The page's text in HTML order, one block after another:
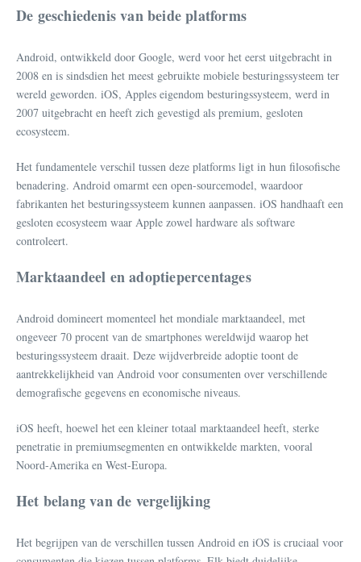
De geschiedenis van beide platforms
Android, ontwikkeld door Google, werd voor het eerst uitgebracht in
2008 en is sindsdien het meest gebruikte mobiele besturingssysteem ter
wereld geworden. iOS, Apples eigendom besturingssysteem, werd in
2007 uitgebracht en heeft zich gevestigd als premium, gesloten
ecosysteem.
Het fundamentele verschil tussen deze platforms ligt in hun filosofische
benadering. Android omarmt een open-sourcemodel, waardoor
fabrikanten het besturingssysteem kunnen aanpassen. iOS handhaaft een
gesloten ecosysteem waar Apple zowel hardware als software
controleert.
Marktaandeel en adoptiepercentages
Android domineert momenteel het mondiale marktaandeel, met
ongeveer 70 procent van de smartphones wereldwijd waarop het
besturingssysteem draait. Deze wijdverbreide adoptie toont de
aantrekkelijkheid van Android voor consumenten over verschillende
demografische gegevens en economische niveaus.
iOS heeft, hoewel het een kleiner totaal marktaandeel heeft, sterke
penetratie in premiumsegmenten en ontwikkelde markten, vooral
Noord-Amerika en West-Europa.
Het belang van de vergelijking
Het begrijpen van de verschillen tussen Android en iOS is cruciaal voor